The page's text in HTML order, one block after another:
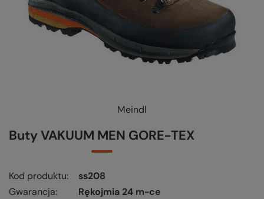
Meindl
Buty VAKUUM MEN GORE-TEX
Kod produktu
ss208
Gwarancja
Rękojmia 24 m-ce